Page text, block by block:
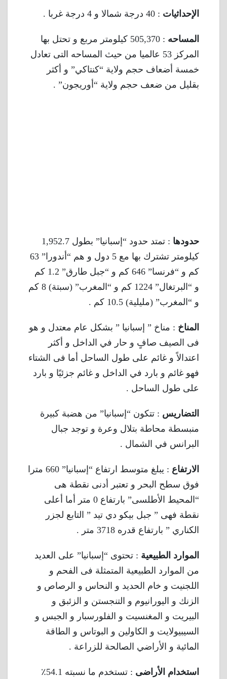
الإحداثيات : 40 درجة شمالا و 4 درجة غربا .
المساحه
: 505,370 كيلومتر مربع و تحتل بها
المركز 53 عالميا من حيث المساحه التى تعادل
خمسة أضعاف حجم ولاية “كنتاكي” و أكثر
بقليل من ضعف حجم ولاية “أوريجون” .
حدودها
: تمتد حدود “إسبانيا” بطول 1,952.7
كيلومتر تشترك بها مع 5 دول و هم “أندورا” 63
كم و “فرنسا” 646 كم و “جبل طارق” 1.2 كم
و “البرتغال” 1224 كم و “المغرب” (سبتة) 8 كم
و “المغرب” (مليلية) 10.5 كم .
المناخ : مناخ ” إسبانيا ” بشكل عام معتدل و هو
فى الصيف صافٍ و حار في الداخل و أكثر
اعتدالاً و غائم على طول الساحل أما فى الشتاء
فهو غائم و بارد في الداخل و غائم جزئيًا و بارد
على طول الساحل .
التضاريس : تتكون “إسبانيا” من هضبة كبيرة
منبسطة محاطة بتلال وعرة و توجد جبال
البرانس في الشمال .
الارتفاع
: يبلغ متوسط ارتفاع “إسبانيا” 660 مترا
فوق سطح البحر و تعتبر أدنى نقطة هى
“المحيط الأطلسى” بارتفاع 0 متر أما أعلى
نقطة فهى ” جبل بيكو دي تيد ” التابع لجزر
الكناري ” بارتفاع قدره 3718 متر .
الموارد الطبيعية : تحتوى “إسبانيا” على العديد
من الموارد الطبيعية المتمثلة فى الفحم و
اللجنيت و خام الحديد و النحاس و الرصاص و
الزنك و اليورانيوم و التنجستن و الزئبق و
البيريت و المغنسيت و الفلورسبار و الجبس و
السيبيولايت و الكاولين و البوتاس و الطاقة
المائية و الأراضي الصالحة للزراعة .
استخدام الأراضى : تستخدم ما نسبته 54.1٪